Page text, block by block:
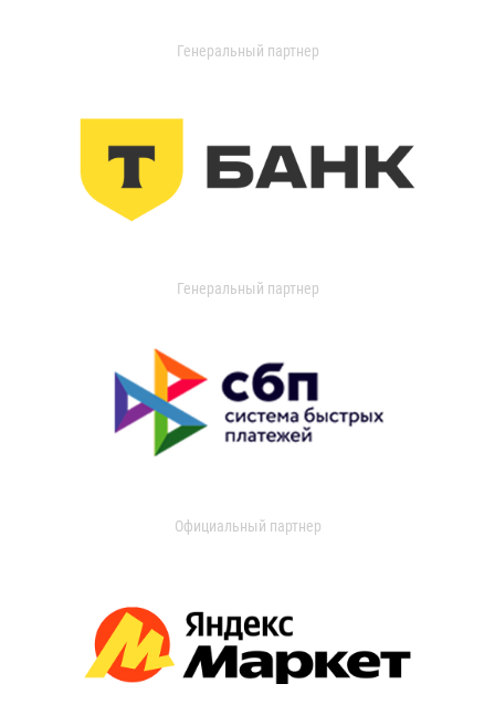
Генеральный партнер
Генеральный партнер
Официальный партнер